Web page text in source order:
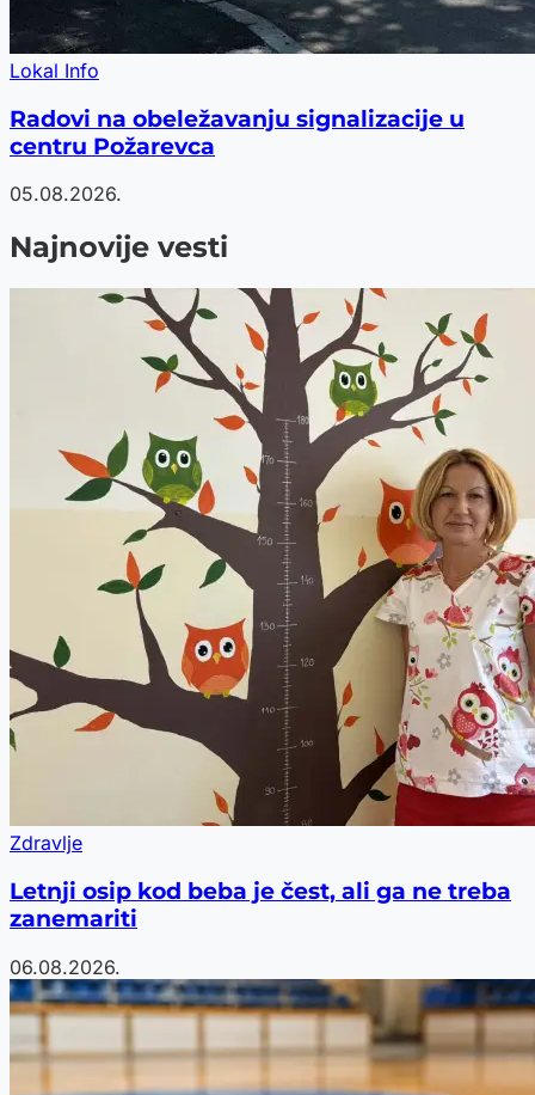
Lokal Info
Radovi na obeležavanju signalizacije u
centru Požarevca
05.08.2026.
Najnovije vesti
Zdravlje
Letnji osip kod beba je čest, ali ga ne treba
zanemariti
06.08.2026.